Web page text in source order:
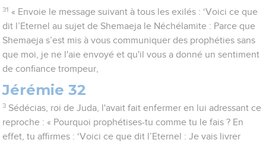
31 « Envoie le message suivant à tous les exilés : ‘Voici ce que
dit l’Eternel au sujet de Shemaeja le Néchélamite : Parce que
Shemaeja s’est mis à vous communiquer des prophéties sans
que moi, je ne l'aie envoyé et qu'il vous a donné un sentiment
de confiance trompeur,
Jérémie 32
3 Sédécias, roi de Juda, l'avait fait enfermer en lui adressant ce
reproche : « Pourquoi prophétises-tu comme tu le fais ? En
effet, tu affirmes : ‘Voici ce que dit l’Eternel : Je vais livrer